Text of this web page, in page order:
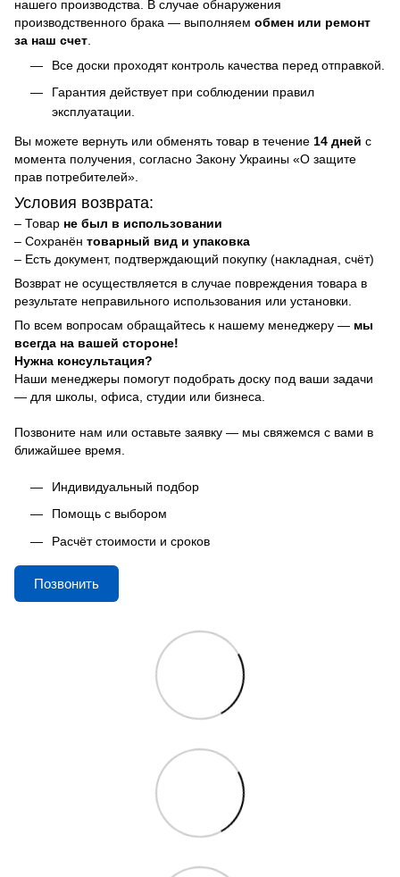
нашего производства. В случае обнаружения
производственного брака — выполняем обмен или ремонт
за наш счет
Все доски проходят контроль качества перед отправкой.
Гарантия действует при соблюдении правил
эксплуатации.
Вы можете вернуть или обменять товар в течение 14 дней с
момента получения, согласно Закону Украины «О защите
прав потребителей».
Условия возврата:
– Товар не был в использовании
– Сохранён товарный вид и упаковка
– Есть документ, подтверждающий покупку (накладная, счёт)
Возврат не осуществляется в случае повреждения товара в
результате неправильного использования или установки.
По всем вопросам обращайтесь к нашему менеджеру — мы
всегда на вашей стороне!
Нужна консультация?
Наши менеджеры помогут подобрать доску под ваши задачи
— для школы, офиса, студии или бизнеса.
Позвоните нам или оставьте заявку — мы свяжемся с вами в
ближайшее время.
Индивидуальный подбор
Помощь с выбором
Расчёт стоимости и сроков
Позвонить